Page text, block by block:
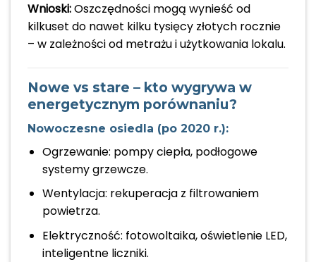
Wnioski:Oszczędności mogą wynieść od
kilkuset do nawet kilku tysięcy złotych rocznie
– w zależności od metrażu i użytkowania lokalu.
Nowe vs stare – kto wygrywa w
energetycznym porównaniu?
Nowoczesne osiedla (po 2020 r.):
Ogrzewanie: pompy ciepła, podłogowe
systemy grzewcze.
Wentylacja: rekuperacja z filtrowaniem
powietrza.
Elektryczność: fotowoltaika, oświetlenie LED,
inteligentne liczniki.